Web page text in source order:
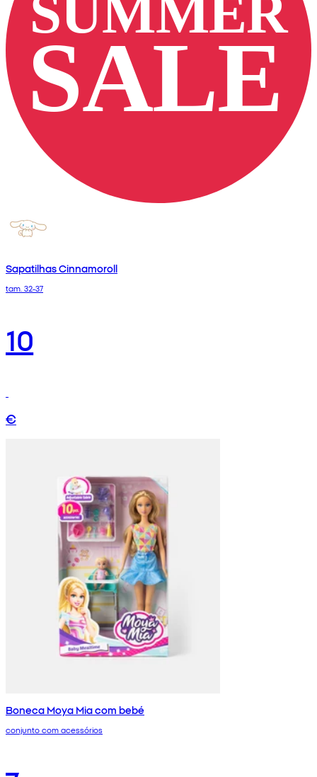
Sapatilhas Cinnamoroll
tam. 32-37
10
€
Boneca Moya Mia com bebé
conjunto com acessórios